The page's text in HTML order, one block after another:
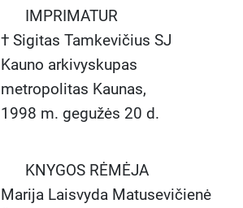
IMPRIMATUR
† Sigitas Tamkevičius SJ
Kauno arkivyskupas
metropolitas Kaunas,
1998 m. gegužės 20 d.
KNYGOS RĖMĖJA
Marija Laisvyda Matusevičienė